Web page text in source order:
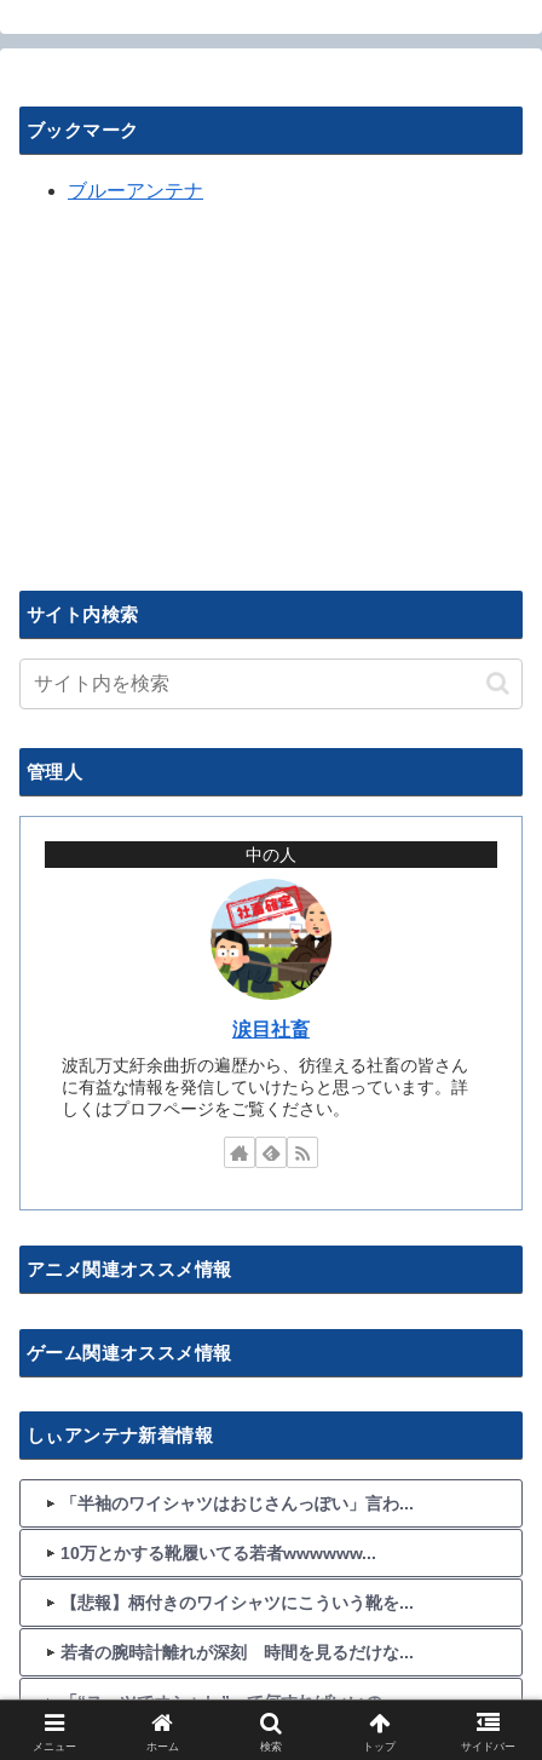
ブックマーク
ブルーアンテナ
サイト内検索
管理人
中の人
涙目社畜
波乱万丈紆余曲折の遍歴から、彷徨える社畜の皆さん
に有益な情報を発信していけたらと思っています。詳
しくはプロフページをご覧ください。
アニメ関連オススメ情報
ゲーム関連オススメ情報
しぃアンテナ新着情報
「半袖のワイシャツはおじさんっぽい」言わ...
10万とかする靴履いてる若者wwwwww...
【悲報】柄付きのワイシャツにこういう靴を...
若者の腕時計離れが深刻 時間を見るだけな...
「“スーツでオシャレ”って何すればいいの...
そこそこいい値段するジーパン買おうか迷っ...
メニュー ホーム 検索 トップ サイドバー